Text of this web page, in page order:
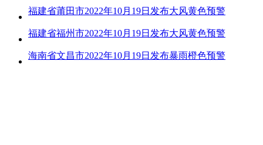
福建省莆田市2022年10月19日发布大风黄色预警
福建省福州市2022年10月19日发布大风黄色预警
海南省文昌市2022年10月19日发布暴雨橙色预警